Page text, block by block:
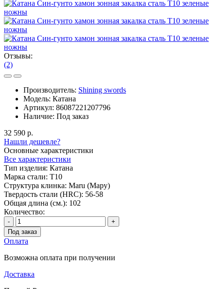
Отзывы:
(2)
Производитель: Shining swords
Модель: Катана
Артикул: 86087221207796
Наличие: Под заказ
32 590 р.
Нашли дешевле?
Основные характеристики
Все характеристики
Тип изделия: Катана
Марка стали: T10
Структура клинка: Maru (Мару)
Твердость стали (HRC): 56-58
Общая длина (см.): 102
Количество:
-
+
Под заказ
Оплата
Возможна оплата при получении
Доставка